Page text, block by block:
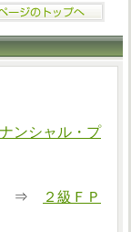
ンシャル・プ
座 ⇒
２級ＦＰ